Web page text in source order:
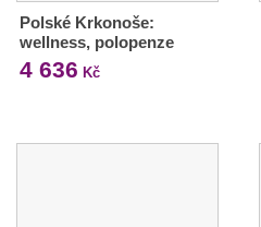
Polské Krkonoše:
wellness, polopenze
4 636 Kč